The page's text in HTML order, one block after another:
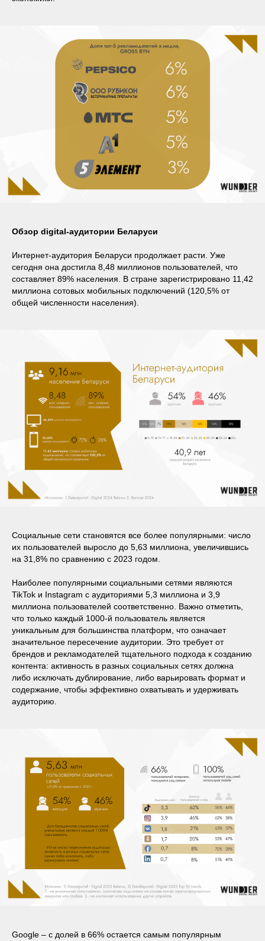
Обзор digital-аудитории Беларуси
Интернет-аудитория Беларуси продолжает расти. Уже
сегодня она достигла 8,48 миллионов пользователей, что
составляет 89% населения. В стране зарегистрировано 11,42
миллиона сотовых мобильных подключений (120,5% от
общей численности населения).
Социальные сети становятся все более популярными: число
их пользователей выросло до 5,63 миллиона, увеличившись
на 31,8% по сравнению с 2023 годом.
Наиболее популярными социальными сетями являются
TikTok и Instagram с аудиториями 5,3 миллиона и 3,9
миллиона пользователей соответственно. Важно отметить,
что только каждый 1000-й пользователь является
уникальным для большинства платформ, что означает
значительное пересечение аудитории. Это требует от
брендов и рекламодателей тщательного подхода к созданию
контента: активность в разных социальных сетях должна
либо исключать дублирование, либо варьировать формат и
содержание, чтобы эффективно охватывать и удерживать
аудиторию.
Google – с долей в 66% остается самым популярным